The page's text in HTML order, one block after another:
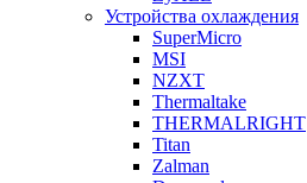
Устройства охлаждения
SuperMicro
MSI
NZXT
Thermaltake
THERMALRIGHT
Titan
Zalman